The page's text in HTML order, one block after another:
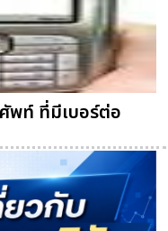
พท์ ที่มีเบอร์ต่อ